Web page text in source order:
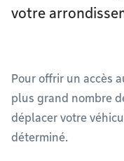
votre
Pour offrir un accès
plus grand nombre
déplacer votre
déterminé.